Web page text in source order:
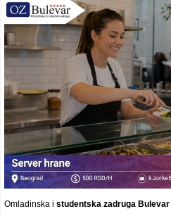
Omladinska i studentska zadruga Bulevar